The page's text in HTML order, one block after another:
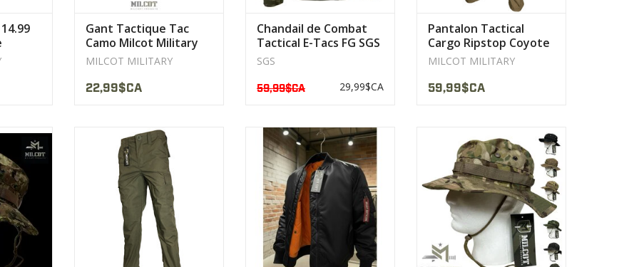
Gant Tactique Tac
Camo Milcot Military
MILCOT MILITARY
22,99$CA
Chandail de Combat
Tactical E-Tacs FG SGS
SGS
59,99$CA 29,99$CA
Pantalon Tactical
Cargo Ripstop Coyote
MILCOT MILITARY
MILCOT MILITARY
59,99$CA
coton et
Fabriqué avec un matériau 65%
polyester 35% coton Rip-Stop.
léger et très résistant
AFFICHER LE PRODUIT
Materiel Nylon/Polyester
Fermeture éclair Polymere Noir
YKK
AFFICHER LE PRODUIT
Matériau Rip-Stop 60% coton et
40% polyester léger
AFFICHER LE PRODUIT